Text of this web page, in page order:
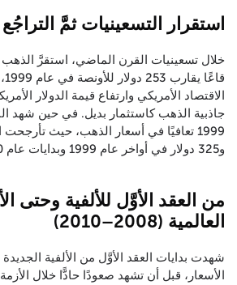
استقرار التسعينيات ثمَّ التراجُع
خلال تسعينيات القرن الماضي، استقرَّ
الاقتصاد الأمريكي وارتفاع قيمة الدولار
جاذبية الذهب كاستثمار بديل. في حين شهد
و325 دولار في أواخر عام 1999 وبدايات عام 2000.
من العقد الأوَّل للألفية وحتى
العالمية (2008–2010)
شهدت بدايات العقد الأوَّل من الألفية الجديدة
الأسعار، قبل أن تشهد صعودًا حادًّا خلال الأزمة